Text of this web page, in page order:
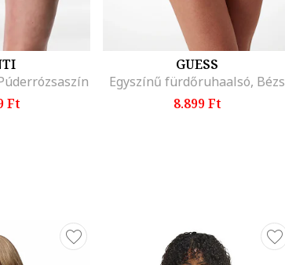
Ft
GUESS
Egyszínű fürdőruhaalsó, Bézs
8.899 Ft